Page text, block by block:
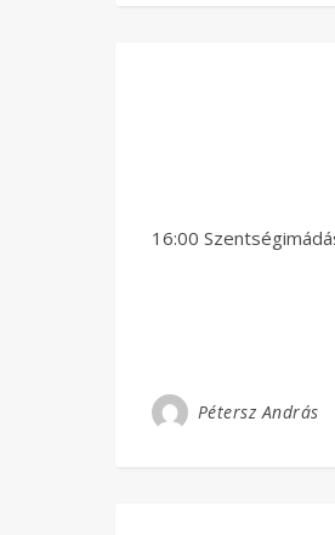
16:00
Pétersz András